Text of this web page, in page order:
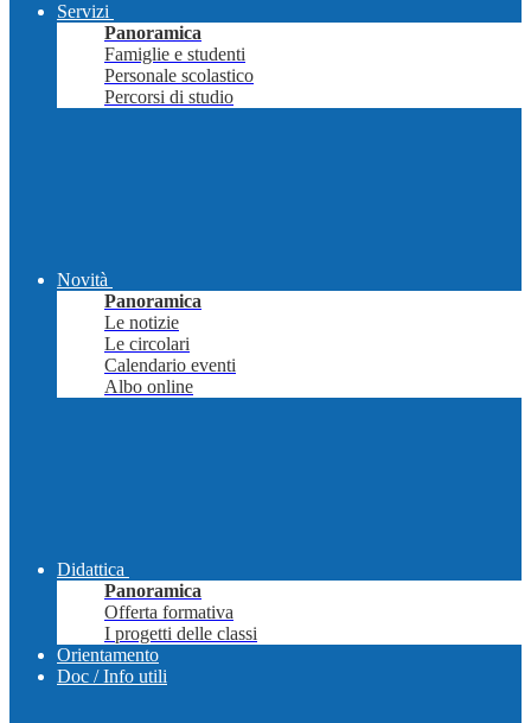
Servizi
Panoramica
Famiglie e studenti
Personale scolastico
Percorsi di studio
Novità
Panoramica
Le notizie
Le circolari
Calendario eventi
Albo online
Didattica
Panoramica
Offerta formativa
I progetti delle classi
Orientamento
Doc / Info utili